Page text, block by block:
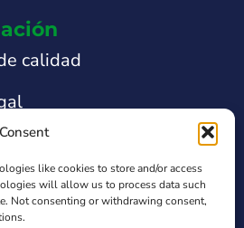
like cookies to store and/or access
will allow us to process data such
Not consenting or withdrawing consent,
calidad
privacidad
Cookies